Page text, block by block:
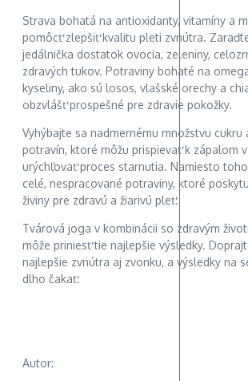
Strava bohatá na antioxidanty, vitamíny a
pomôcť zlepšiť kvalitu pleti zvnútra.
jedálnička dostatok ovocia, zeleniny,
zdravých tukov. Potraviny bohaté na
kyseliny, ako sú losos, vlašské orechy a
obzvlášť prospešné pre zdravie pokožky.
Vyhýbajte sa nadmernému množstvu cukru
potravín, ktoré môžu prispievať k zápalom
urýchľovať proces starnutia. Namiesto
celé, nespracované potraviny, ktoré
živiny pre zdravú a žiarivú pleť.
Tvárová joga v kombinácii so zdravým
môže priniesť tie najlepšie výsledky.
najlepšie zvnútra aj zvonku, a výsledky na
dlho čakať.
Autor: